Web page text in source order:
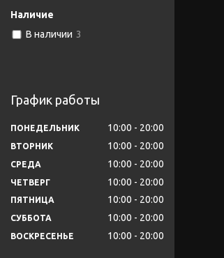
Наличие
В наличии 3
График работы
ПОНЕДЕЛЬНИК 10:00 20:00
ВТОРНИК 10:00 20:00
СРЕДА 10:00 20:00
ЧЕТВЕРГ 10:00 20:00
ПЯТНИЦА 10:00 20:00
СУББОТА 10:00 20:00
ВОСКРЕСЕНЬЕ 10:00 20:00